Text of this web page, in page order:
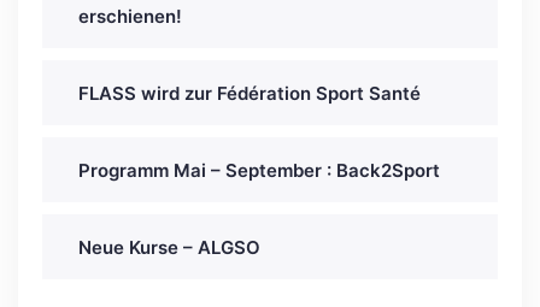
erschienen!
FLASS wird zur Fédération Sport Santé
Programm Mai – September : Back2Sport
Neue Kurse – ALGSO